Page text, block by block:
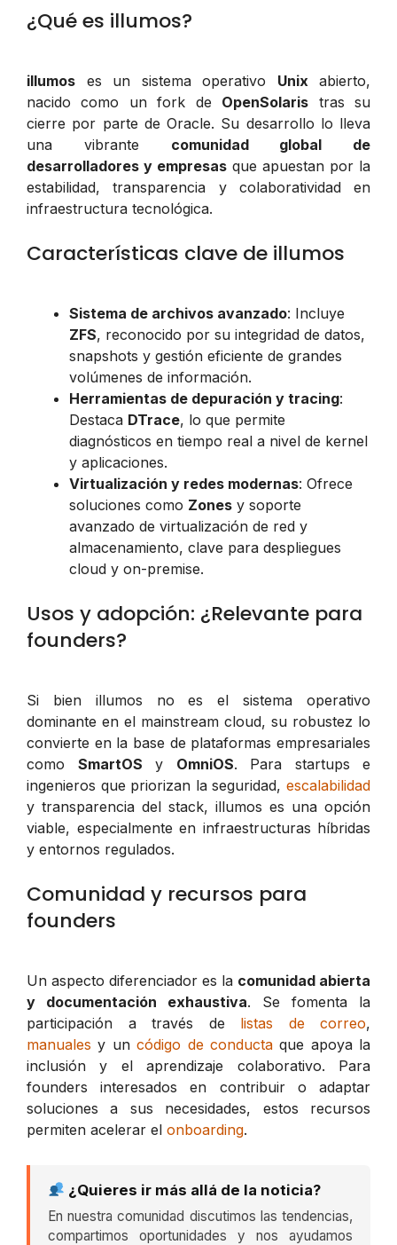
¿Qué es illumos?
illumos es un sistema operativo Unix abierto,
nacido como un fork de OpenSolaris tras su
cierre por parte de Oracle. Su desarrollo lo lleva
una vibrante comunidad global de
desarrolladores y empresas que apuestan por la
estabilidad, transparencia y colaboratividad en
infraestructura tecnológica.
Características clave de illumos
Sistema de archivos avanzado: Incluye
ZFS, reconocido por su integridad de datos,
snapshots y gestión eficiente de grandes
volúmenes de información.
Herramientas de depuración y tracing:
Destaca DTrace, lo que permite
diagnósticos en tiempo real a nivel de kernel
y aplicaciones.
Virtualización y redes modernas: Ofrece
soluciones como Zones y soporte
avanzado de virtualización de red y
almacenamiento, clave para despliegues
cloud y on-premise.
Usos y adopción: ¿Relevante para
founders?
Si bien illumos no es el sistema operativo
dominante en el mainstream cloud, su robustez lo
convierte en la base de plataformas empresariales
como SmartOS y OmniOS. Para startups e
ingenieros que priorizan la seguridad, escalabilidad
y transparencia del stack, illumos es una opción
viable, especialmente en infraestructuras híbridas
y entornos regulados.
Comunidad y recursos para
founders
Un aspecto diferenciador es la comunidad abierta
y documentación exhaustiva. Se fomenta la
participación a través de listas de correo,
manuales y uncódigo de conductaque apoya la
inclusión y el aprendizaje colaborativo. Para
founders interesados en contribuir o adaptar
soluciones a sus necesidades, estos recursos
permiten acelerar el onboarding.
¿Quieres ir más allá de la noticia?
En nuestra comunidad discutimos las tendencias,
compartimos oportunidades y nos ayudamos